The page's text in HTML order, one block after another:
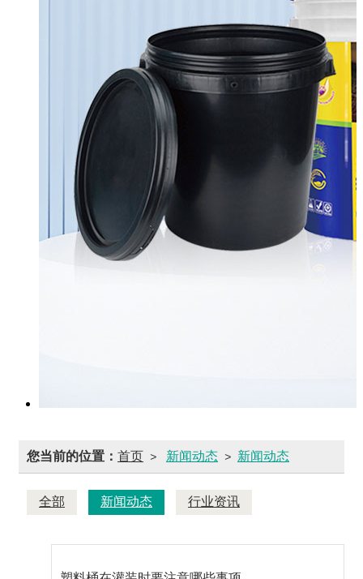
您当前的位置： 首页 > 新闻动态 > 新闻动态
全部 新闻动态 行业资讯